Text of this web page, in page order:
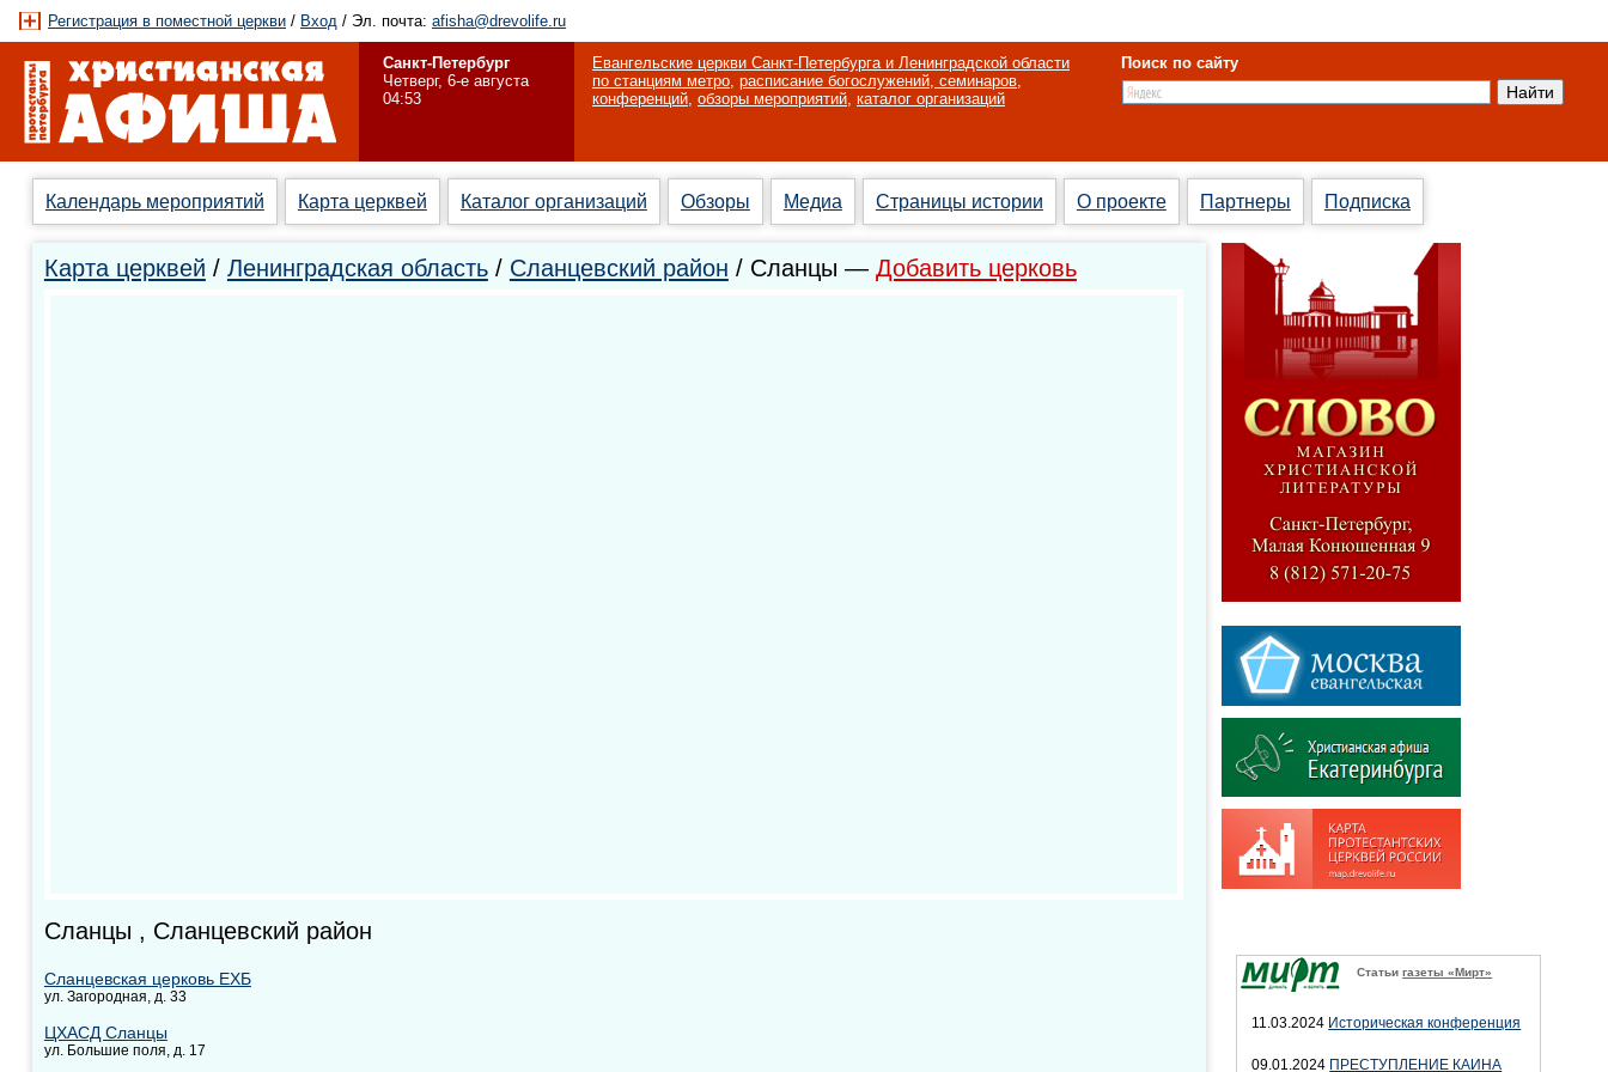
Регистрация в поместной церкви / Вход / Эл. почта: afisha@drevolife.ru
Санкт-Петербург
Четверг, 6-е августа
04:53
Евангельские церкви Санкт-Петербурга и Ленинградской области
по станциям метро, расписание богослужений, семинаров,
конференций, обзоры мероприятий, каталог организаций
Поиск по сайту
Календарь мероприятий Карта церквей Каталог организаций Обзоры Медиа Страницы истории О проекте Партнеры Подписка
Карта церквей / Ленинградская область/ Сланцевский район / Сланцы — Добавить церковь
Сланцы , Сланцевский район
Сланцевская церковь ЕХБ
ул. Загородная, д. 33
ЦХАСД Сланцы
ул. Большие поля, д. 17
Статьигазеты «Мирт»
11.03.2024 Историческая конференция
09.01.2024 ПРЕСТУПЛЕНИЕ КАИНА